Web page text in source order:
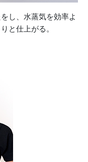
し、水蒸気を効率よ
と仕上がる。